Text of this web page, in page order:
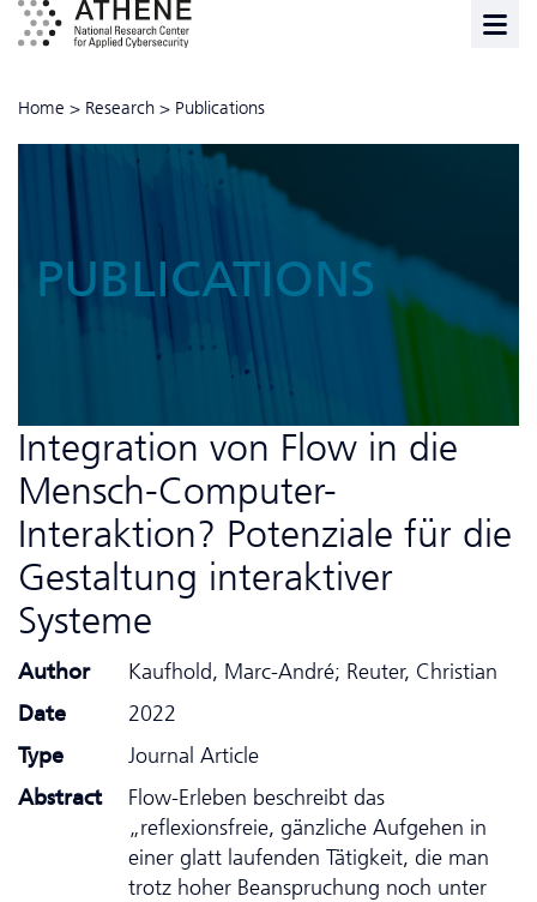
Home > Research > Publications
PUBLICATIONS
Integration von Flow in die
Mensch-Computer-
Interaktion? Potenziale für die
Gestaltung interaktiver
Systeme
Author
Kaufhold, Marc-André; Reuter, Christian
Date
2022
Type
Journal Article
Abstract
Flow-Erleben beschreibt das
„reflexionsfreie, gänzliche Aufgehen in
einer glatt laufenden Tätigkeit, die man
trotz hoher Beanspruchung noch unter